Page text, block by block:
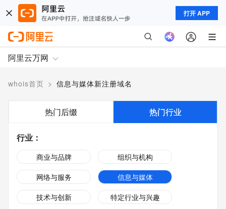
打开 APP
阿里云万网
whois首页 > 信息与媒体新注册域名
热门后缀 热门行业
行业 ：
商业与品牌
组织与机构
网络与服务
信息与媒体
技术与创新
特定行业与兴趣